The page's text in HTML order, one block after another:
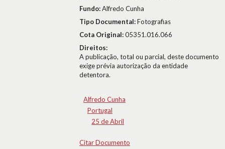
Fundo:Alfredo Cunha
Tipo Documental:Fotografias
Cota Original:05351.016.066
Direitos:
A publicação, total ou parcial, deste documento
exige prévia autorização da entidade
detentora.
Alfredo Cunha
Portugal
25 de Abril
Citar Documento